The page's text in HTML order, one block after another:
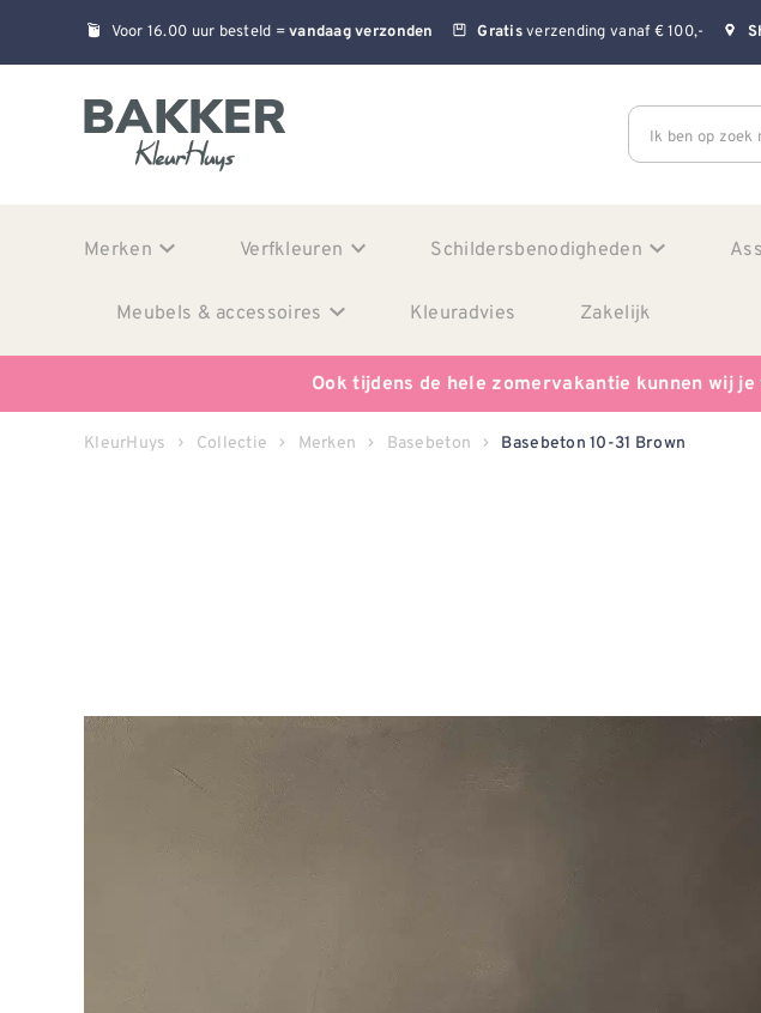
Voor 16.00 uur besteld =vandaag verzonden Gratisverzending vanaf € 100,-
Ik ben op zoek
Merken Verfkleuren Schildersbenodigheden
Meubels & accessoires Kleuradvies Zakelijk
Ook tijdens de hele zomervakantie kunnen wij
KleurHuys Collectie Merken Basebeton Basebeton 10-31 Brown